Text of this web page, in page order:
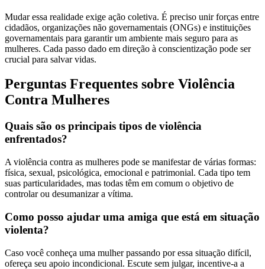
Mudar essa realidade exige ação coletiva. É preciso unir forças entre
cidadãos, organizações não governamentais (ONGs) e instituições
governamentais para garantir um ambiente mais seguro para as
mulheres. Cada passo dado em direção à conscientização pode ser
crucial para salvar vidas.
Perguntas Frequentes sobre Violência
Contra Mulheres
Quais são os principais tipos de violência
enfrentados?
A violência contra as mulheres pode se manifestar de várias formas:
física, sexual, psicológica, emocional e patrimonial. Cada tipo tem
suas particularidades, mas todas têm em comum o objetivo de
controlar ou desumanizar a vítima.
Como posso ajudar uma amiga que está em situação
violenta?
Caso você conheça uma mulher passando por essa situação difícil,
ofereça seu apoio incondicional. Escute sem julgar, incentive-a a